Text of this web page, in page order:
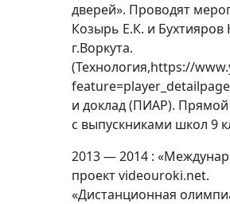
дверей». Проводят
Козырь Е.К. и Бухтияров
г.Воркута.
(Технология,https://
и доклад (ПИАР). Прямой
с выпускниками школ 9
2013 — 2014 :
проект videouroki.net.
«Дистанционная